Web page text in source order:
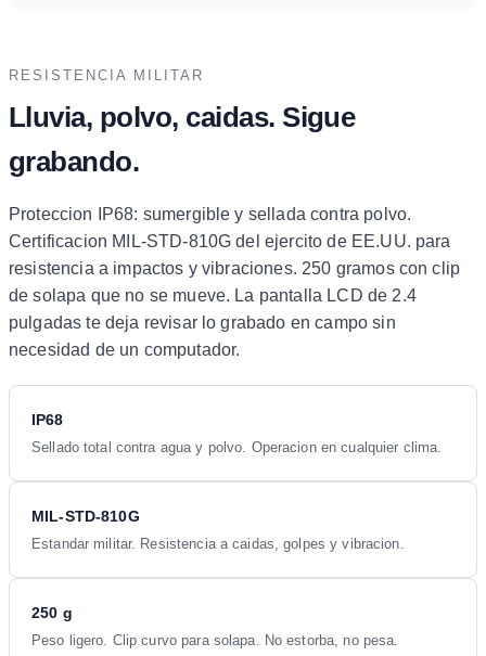
RESISTENCIA MILITAR
Lluvia, polvo, caidas. Sigue
grabando.
Proteccion IP68: sumergible y sellada contra polvo.
Certificacion MIL-STD-810G del ejercito de EE.UU. para
resistencia a impactos y vibraciones. 250 gramos con clip
de solapa que no se mueve. La pantalla LCD de 2.4
pulgadas te deja revisar lo grabado en campo sin
necesidad de un computador.
IP68
Sellado total contra agua y polvo. Operacion en cualquier clima.
MIL-STD-810G
Estandar militar. Resistencia a caidas, golpes y vibracion.
250 g
Peso ligero. Clip curvo para solapa. No estorba, no pesa.